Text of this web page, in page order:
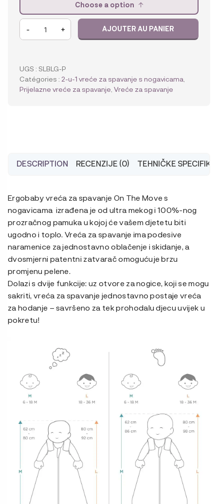
Choose a option
quantité
de
u-
1
vreća
1.0)
- + AJOUTER AU PANIER
UGS : SLBLG-P
Catégories : 2-u-1 vreće za spavanje s nogavicama
Prijelazne vreće za spavanje Vreće za spavanje
DESCRIPTION RECENZIJE (0) TEHNIČKE
Ergobaby vreća za spavanje On The Move s
nogavicama izrađena je od ultra mekog i 100%-nog
prozračnog pamuka u kojoj će vašem djetetu biti
ugodno i toplo. Vreća za spavanje ima podesive
naramenice za jednostavno oblačenje i skidanje, a
dvosmjerni patentni zatvarač omogućuje brzu
promjenu pelene.
Dolazi s dvije funkcije: uz otvore za nogice, koji se mogu
sakriti, vreća za spavanje jednostavno postaje vreća
za hodanje – savršeno za tek prohodalu djecu uvijek u
pokretu!